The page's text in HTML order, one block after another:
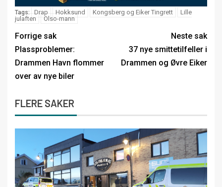
Tags: Drap Hokksund Kongsberg og Eiker Tingrett
Lille
julaften
Olso-mann
Forrige sak
Plassproblemer:
Drammen Havn flommer
over av nye biler
Neste sak
37 nye smittetilfeller i
Drammen og Øvre Eiker
FLERE SAKER